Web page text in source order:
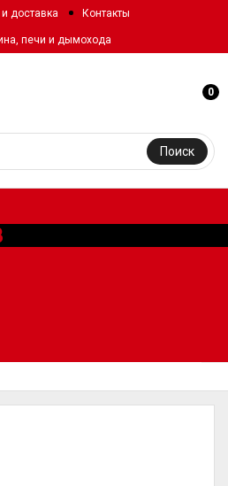
доставка Контакты
печи и дымохода
Поиск
0